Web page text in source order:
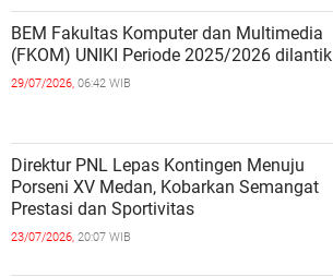
BEM Fakultas Komputer dan Multimedia
(FKOM) UNIKI Periode 2025/2026 dilantik
29/07/2026, 06:42 WIB
Direktur PNL Lepas Kontingen Menuju
Porseni XV Medan, Kobarkan Semangat
Prestasi dan Sportivitas
23/07/2026, 20:07 WIB